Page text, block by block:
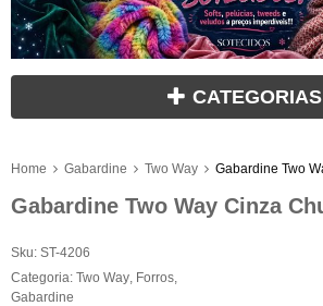
CATEGORIAS
Home Gabardine Two Way Gabardine Two
Gabardine Two Way Cinza
Sku: ST-4206
Categoria: Two Way Forros
Gabardine